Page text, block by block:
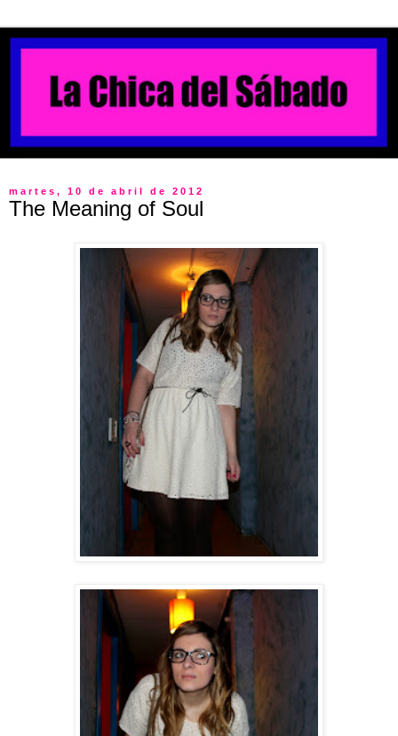
martes, 10 de abril de 2012
The Meaning of Soul